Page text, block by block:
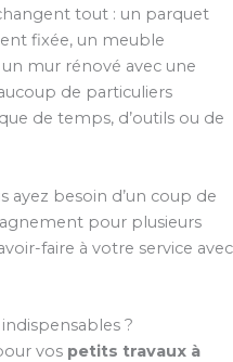
tout : un parquet
fixée, un meuble
mur rénové avec une
de particuliers
de temps, d’outils ou de
ayez besoin d’un coup de
pour plusieurs
faire à votre service avec
?
vos petits travaux à